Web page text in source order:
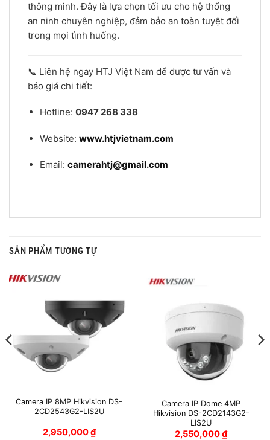
thông minh. Đây là lựa chọn tối ưu cho hệ thống
an ninh chuyên nghiệp, đảm bảo an toàn tuyệt đối
trong mọi tình huống.
📞 Liên hệ ngay HTJ Việt Nam để được tư vấn và
báo giá chi tiết:
Hotline: 0947 268 338
Website: www.htjvietnam.com
Email: camerahtj@gmail.com
SẢN PHẨM TƯƠNG TỰ
Camera IP 8MP Hikvision DS-
2CD2543G2-LIS2U
2,950,000₫
Camera IP Dome 4MP
Hikvision DS-2CD2143G2-
LIS2U
2,550,000₫